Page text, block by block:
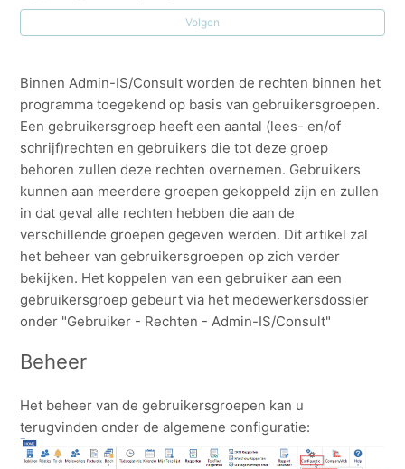
Medewerkers: Flexibele uurroosters.
Flexuren
Goedkeuring recuperatie
Connectie SD Worx
Zie meer
Volgen
Binnen Admin-IS/Consult worden de rechten binnen het
programma toegekend op basis van gebruikersgroepen.
Een gebruikersgroep heeft een aantal (lees- en/of
schrijf)rechten en gebruikers die tot deze groep
behoren zullen deze rechten overnemen. Gebruikers
kunnen aan meerdere groepen gekoppeld zijn en zullen
in dat geval alle rechten hebben die aan de
verschillende groepen gegeven werden. Dit artikel zal
het beheer van gebruikersgroepen op zich verder
bekijken. Het koppelen van een gebruiker aan een
gebruikersgroep gebeurt via het medewerkersdossier
onder "Gebruiker - Rechten - Admin-IS/Consult"
Beheer
Het beheer van de gebruikersgroepen kan u
terugvinden onder de algemene configuratie: